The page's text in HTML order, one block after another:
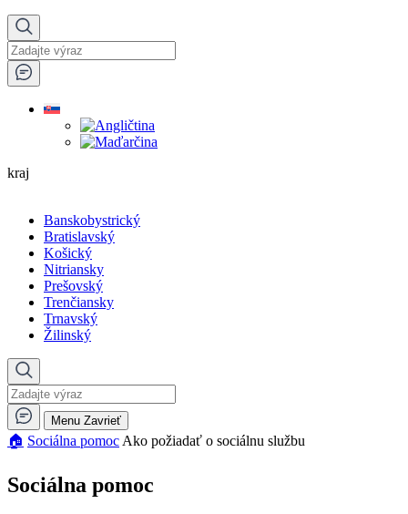
kraj
Banskobystrický
Bratislavský
Košický
Nitriansky
Prešovský
Trenčiansky
Trnavský
Žilinský
Menu Zavrieť
🏠︎ Sociálna pomoc Ako požiadať o sociálnu službu
Sociálna pomoc